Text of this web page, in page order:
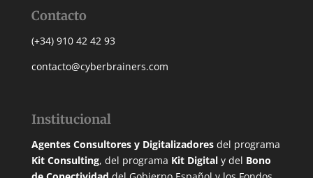
Contacto
(+34) 910 42 42 93
contacto@cyberbrainers.com
Institucional
Agentes Consultores y Digitalizadoresdel programa
Kit Consulting, del programa Kit Digitaly del Bono